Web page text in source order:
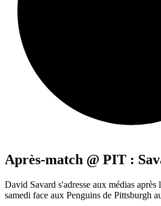
Après-match @ PIT :
David Savard s'adresse aux médias après
samedi face aux Penguins de Pittsburgh